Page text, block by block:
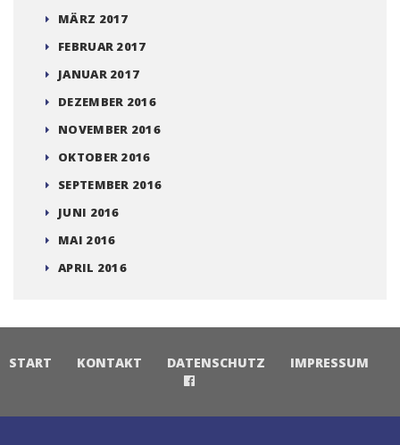
MÄRZ 2017
FEBRUAR 2017
JANUAR 2017
DEZEMBER 2016
NOVEMBER 2016
OKTOBER 2016
SEPTEMBER 2016
JUNI 2016
MAI 2016
APRIL 2016
START KONTAKT DATENSCHUTZ IMPRESSUM